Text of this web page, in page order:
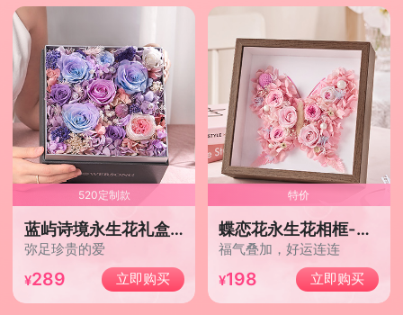
520定制款
蓝屿诗境永生花礼盒/玫瑰款
弥足珍贵的爱
289 立即购买
特价
蝶恋花永生花相框-少女粉
福气叠加，好运连连
198 立即购买